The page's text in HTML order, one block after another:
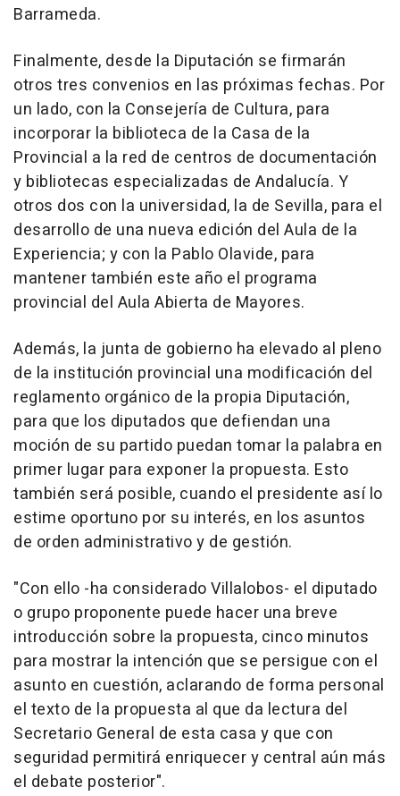
Barrameda.
Finalmente, desde la Diputación se firmarán
otros tres convenios en las próximas fechas. Por
un lado, con la Consejería de Cultura, para
incorporar la biblioteca de la Casa de la
Provincial a la red de centros de documentación
y bibliotecas especializadas de Andalucía. Y
otros dos con la universidad, la de Sevilla, para el
desarrollo de una nueva edición del Aula de la
Experiencia; y con la Pablo Olavide, para
mantener también este año el programa
provincial del Aula Abierta de Mayores.
Además, la junta de gobierno ha elevado al pleno
de la institución provincial una modificación del
reglamento orgánico de la propia Diputación,
para que los diputados que defiendan una
moción de su partido puedan tomar la palabra en
primer lugar para exponer la propuesta. Esto
también será posible, cuando el presidente así lo
estime oportuno por su interés, en los asuntos
de orden administrativo y de gestión.
"Con ello -ha considerado Villalobos- el diputado
o grupo proponente puede hacer una breve
introducción sobre la propuesta, cinco minutos
para mostrar la intención que se persigue con el
asunto en cuestión, aclarando de forma personal
el texto de la propuesta al que da lectura del
Secretario General de esta casa y que con
seguridad permitirá enriquecer y central aún más
el debate posterior".